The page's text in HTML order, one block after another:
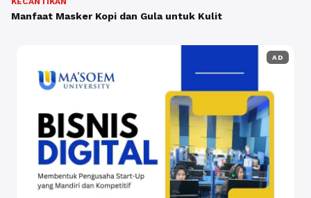
Manfaat Masker Kopi dan Gula untuk Kulit
AD